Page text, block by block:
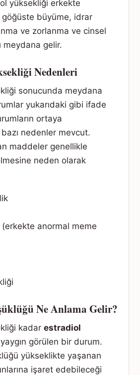
yüksekliği erkekte
göğüste büyüme, idrar
ve zorlanma ve cinsel
gelir.
Nedenleri
sonucunda meydana
yukarıdaki gibi ifade
ortaya
bazı nedenler mevcut.
maddeler genellikle
neden olarak
anormal meme
Ne Anlama Gelir?
kadar estradiol
görülen bir durum.
yükseklikte yaşanan
işaret edebileceği